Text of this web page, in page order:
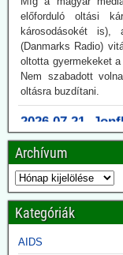
károsodásokét is),
(Danmarks Radio)
oltotta gyermekeket
Nem szabadott
oltásra buzdítani.
2026.07.21.
2010-ben
kutatott.
A Védelmi Fejlett
ben elindított egy
hogy még
genetikai
mutációit, genomikus
2026.07.08.
Archívum
Kategóriák
AIDS